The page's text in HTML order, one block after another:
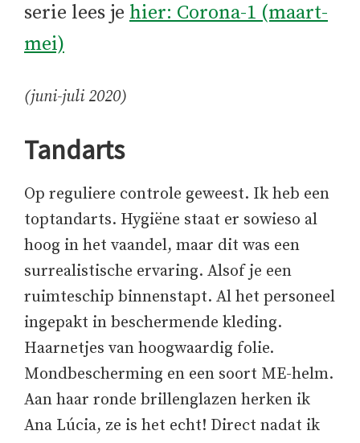
serie lees je hier: Corona-1 (maart-
mei)
(juni-juli 2020)
Tandarts
Op reguliere controle geweest. Ik heb een
toptandarts. Hygiëne staat er sowieso al
hoog in het vaandel, maar dit was een
surrealistische ervaring. Alsof je een
ruimteschip binnenstapt. Al het personeel
ingepakt in beschermende kleding.
Haarnetjes van hoogwaardig folie.
Mondbescherming en een soort ME-helm.
Aan haar ronde brillenglazen herken ik
Ana Lúcia, ze is het echt! Direct nadat ik